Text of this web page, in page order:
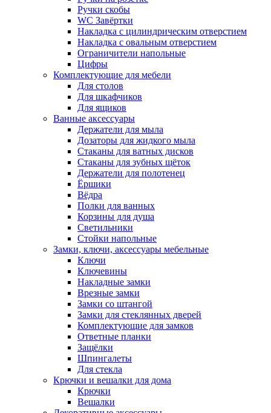
Ручки скобы
WC Завёртки
Накладка с цилиндрическим отверстием
Накладка с овальным отверстием
Ограничители напольные
Цифры
Комплектующие для мебели
Для столов
Для шкафчиков
Для ящиков
Ванные аксессуары
Держатели для мыла
Дозаторы для жидкого мыла
Стаканы для ватных дисков
Стаканы для зубных щёток
Держатели для полотенец
Ёршики
Вёдра
Полки для ванных
Корзины для душа
Светильники
Стойки напольные
Замки, ключи, аксессуары мебельные
Ключи
Ключевины
Накладные замки
Врезные замки
Замки со штангой
Замки для стеклянных дверей
Комплектующие для замков
Ответные планки
Защёлки
Шпингалеты
Для стекла
Крючки и вешалки для дома
Крючки
Вешалки